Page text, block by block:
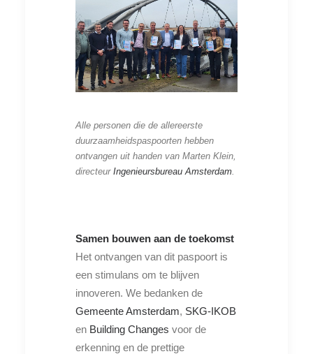
Alle personen die de allereerste
duurzaamheidspaspoorten hebben
ontvangen uit handen van Marten Klein,
directeur Ingenieursbureau Amsterdam
Samen bouwen aan de toekomst
Het ontvangen van dit paspoort is
een stimulans om te blijven
innoveren. We bedanken de
Gemeente Amsterdam, SKG-IKOB
en Building Changes voor de
erkenning en de prettige